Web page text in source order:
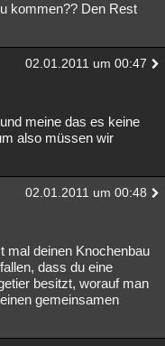
kommen?? Den Rest
02.01.2011 um 00:47
meine das es keine
also müssen wir
02.01.2011 um 00:48
mal deinen Knochenbau
dass du eine
besitzt, worauf man
gemeinsamen